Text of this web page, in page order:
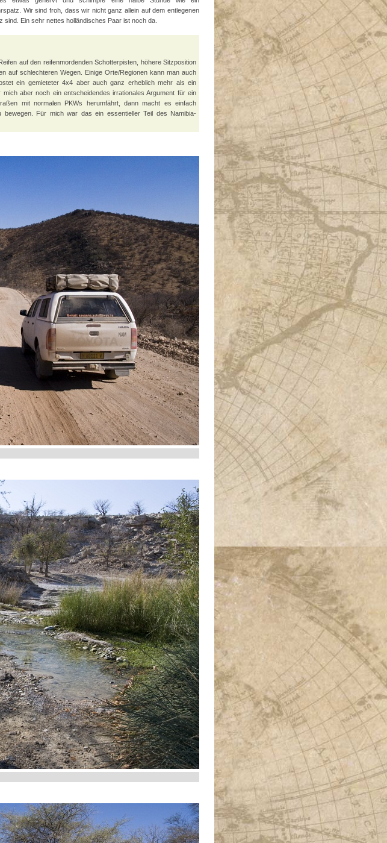
Wir sind froh, dass wir nicht ganz allein auf dem entlegenen
sind. Ein sehr nettes holländisches Paar ist noch da.
auf den reifenmordenden Schotterpisten, höhere Sitzposition
auf schlechteren Wegen. Einige Orte/Regionen kann man auch
ein gemieteter 4x4 aber auch ganz erheblich mehr als ein
aber noch ein entscheidendes irrationales Argument für ein
mit normalen PKWs herumfährt, dann macht es einfach
Für mich war das ein essentieller Teil des Namibia-